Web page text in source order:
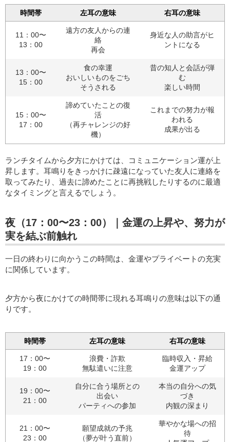
時間帯 左耳の意味 右耳の意味
11：00〜
13：00
遠方の友人からの連
絡
再会
身近な人の助言がヒ
ントになる
13：00〜
15：00
食の幸運
おいしいものをごち
そうされる
昔の知人と会話が弾
む
楽しい時間
15：00〜
17：00
諦めていたことの復
活
（再チャレンジの好
機）
これまでの努力が報
われる
成果が出る
ランチタイムから夕方にかけては、コミュニケーション運が上
昇します。耳鳴りをきっかけに疎遠になっていた友人に連絡を
取ってみたり、過去に諦めたことに再挑戦したりするのに最適
なタイミングと言えるでしょう。
夜（17：00〜23：00）｜金運の上昇や、努力が
実を結ぶ前触れ
一日の終わりに向かうこの時間は、金運やプライベートの充実
に関係しています。
夕方から夜にかけての時間帯に現れる耳鳴りの意味は以下の通
りです。
時間帯 左耳の意味 右耳の意味
17：00〜
19：00
浪費・詐欺
無駄遣いに注意
臨時収入・昇給
金運アップ
19：00〜
21：00
自分に合う場所との
出会い
パーティへの参加
本当の自分への気
づき
内観の深まり
21：00〜
23：00
願望成就の予兆
（夢が叶う直前）
華やかな場への招
待